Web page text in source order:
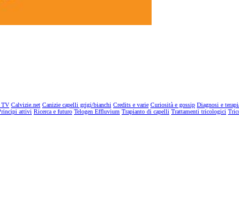
TV Calvizie.net Canizie capelli grigi/bianchi Credits e varie Curiosità e gossip Diagnosi e
attivi Ricerca e futuro Telogen Effluvium Trapianto di capelli Trattamenti tricologici